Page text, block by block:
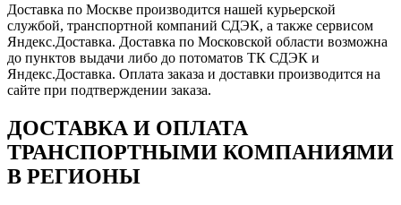
Доставка по Москве производится нашей курьерской
службой, транспортной компаний СДЭК, а также сервисом
Яндекс.Доставка. Доставка по Московской области возможна
до пунктов выдачи либо до потоматов ТК СДЭК и
Яндекс.Доставка. Оплата заказа и доставки производится на
сайте при подтверждении заказа.
ДОСТАВКА И ОПЛАТА
ТРАНСПОРТНЫМИ КОМПАНИЯМИ
В РЕГИОНЫ